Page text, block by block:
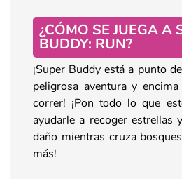
¿CÓMO SE JUEGA A
BUDDY: RUN?
¡Super Buddy está a punto
peligrosa aventura y
correr! ¡Pon todo lo que
ayudarle a recoger estrellas
daño mientras cruza
más!